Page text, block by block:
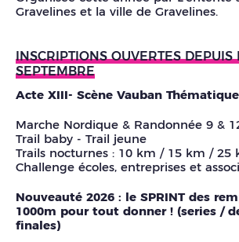
Gravelines et la ville de Gravelines.
INSCRIPTIONS OUVERTES DEPUIS
SEPTEMBRE
Acte XIII- Scène Vauban
Marche Nordique & Randonnée 9 &
Trail baby - Trail jeune
Trails nocturnes : 10 km / 15 km / 25
Challenge écoles, entreprises et
Nouveauté 2026 : le SPRINT des
1000m pour tout donner ! (series /
finales)